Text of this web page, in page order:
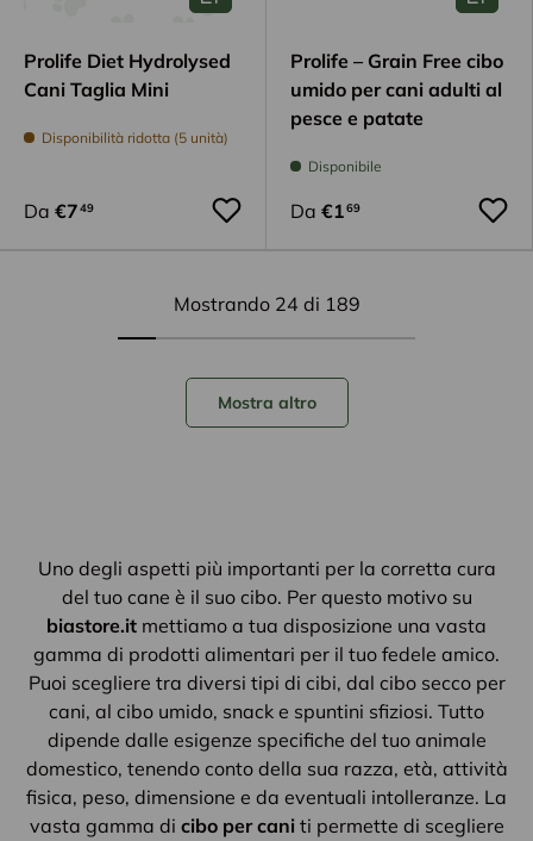
Prolife Diet Hydrolysed
Cani Taglia Mini
Disponibilità ridotta (5 unità)
Da €749
Prolife – Grain Free cibo
umido per cani adulti al
pesce e patate
Disponibile
Da €169
Mostrando 24 di 189
Mostra altro
Uno degli aspetti più importanti per la corretta cura
del tuo cane è il suo cibo. Per questo motivo su
biastore.it mettiamo a tua disposizione una vasta
gamma di prodotti alimentari per il tuo fedele amico.
Puoi scegliere tra diversi tipi di cibi, dal cibo secco per
cani, al cibo umido, snack e spuntini sfiziosi. Tutto
dipende dalle esigenze specifiche del tuo animale
domestico, tenendo conto della sua razza, età, attività
fisica, peso, dimensione e da eventuali intolleranze. La
vasta gamma di cibo per cani ti permette di scegliere